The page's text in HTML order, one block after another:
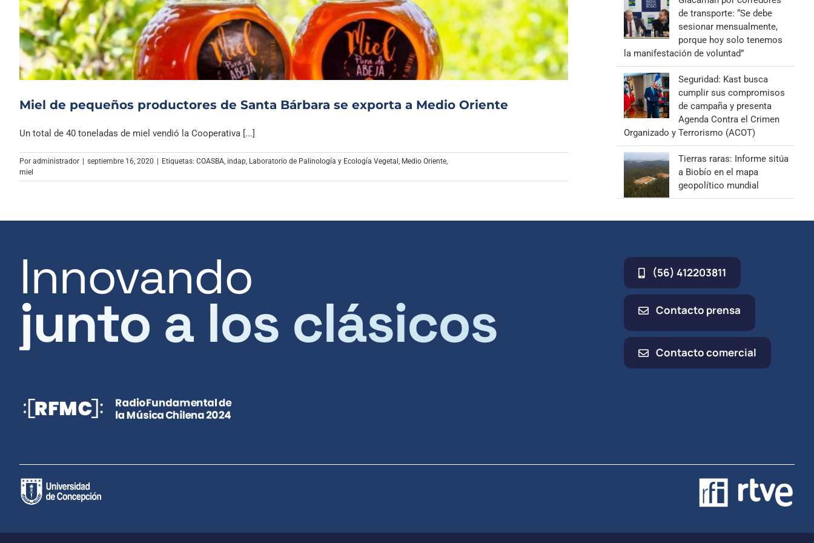
Archivo Sonoro
Miel de pequeños productores de Santa Bárbara se exporta a Medio Oriente
Un total de 40 toneladas de miel vendió la Cooperativa [...]
Por administrador septiembre 16, 2020 Etiquetas: COASBA, indap, Laboratorio de Palinología y Ecología Vegetal , Medio Oriente,
miel
de transporte: “Se debe
sesionar mensualmente,
porque hoy solo tenemos
la manifestación de voluntad”
Seguridad: Kast busca
cumplir sus compromisos
de campaña y presenta
Agenda Contra el Crimen
Organizado y Terrorismo (ACOT)
Tierras raras: Informe sitúa
a Biobío en el mapa
geopolítico mundial
Innovando
junto a los clásicos
(56) 412203811
Contacto prensa
Contacto comercial